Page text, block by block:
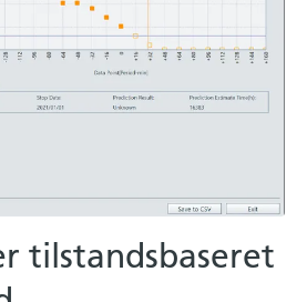
tilstandsbaseret